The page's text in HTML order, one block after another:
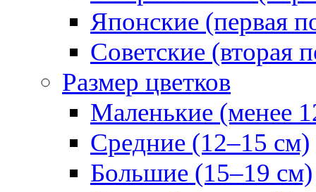
Японские (первая
Советские (вторая
Размер цветков
Маленькие (менее
Средние (12–15 см)
Большие (15–19 см)